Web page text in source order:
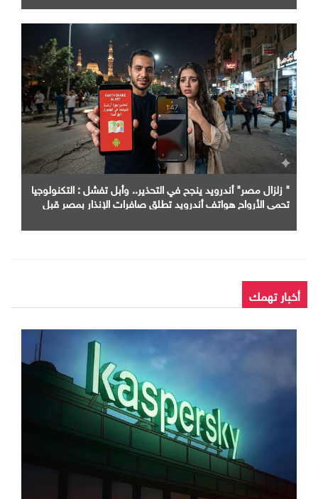
" زلزال مصر" أندرويد ينجح في التحذير.. وأبل تفشل : التكنولوجيا
تحمي الأرواح هواتف أندرويد تطلق صافرات الإنذار بمصر قبل
أخبار تهمك